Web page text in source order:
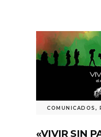
COMUNICADOS ,
«VIVIR SIN